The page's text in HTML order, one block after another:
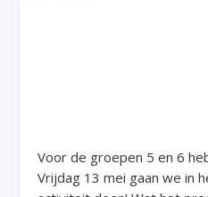
Voor de groepen 5 en 6
Vrijdag 13 mei gaan we in